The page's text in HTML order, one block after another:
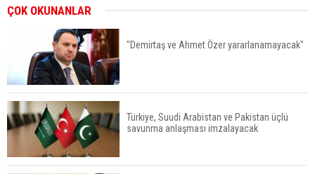
ÇOK OKUNANLAR
"Demirtaş ve Ahmet Özer yararlanamayacak"
Türkiye, Suudi Arabistan ve Pakistan üçlü
savunma anlaşması imzalayacak